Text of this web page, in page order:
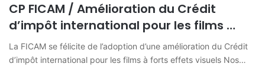
CP FICAM / Amélioration du Crédit
d’impôt international pour les films …
La FICAM se félicite de l’adoption d’une amélioration du Crédit
d’impôt international pour les films à forts effets visuels Nos…